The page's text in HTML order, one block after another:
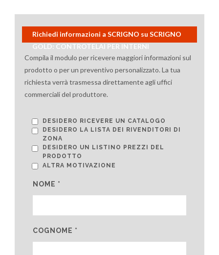
Richiedi informazioni a SCRIGNO su SCRIGNO
GOLD: CONTROTELAI PER INTERNI
Compila il modulo per ricevere maggiori informazioni sul
prodotto o per un preventivo personalizzato. La tua
richiesta verrà trasmessa direttamente agli uffici
commerciali del produttore.
DESIDERO RICEVERE UN CATALOGO
DESIDERO LA LISTA DEI RIVENDITORI DI
ZONA
DESIDERO UN LISTINO PREZZI DEL
PRODOTTO
ALTRA MOTIVAZIONE
NOME *
COGNOME *